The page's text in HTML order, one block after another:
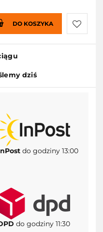
DO KOSZYKA
Do
dziś
do godziny 13:00
do godziny 11:30